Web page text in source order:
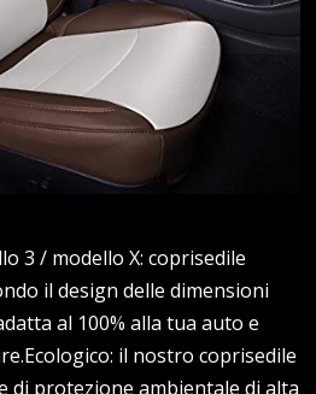
3 / modello X: coprisedile
il design delle dimensioni
al 100% alla tua auto e
il nostro coprisedile
di protezione ambientale di alta